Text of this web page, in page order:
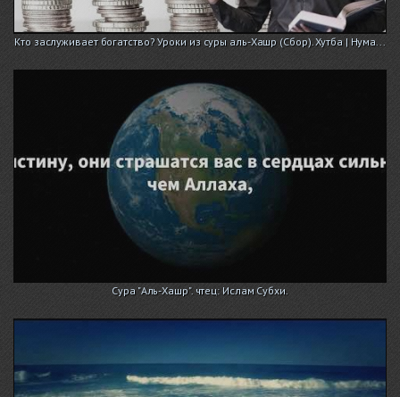
Кто заслуживает богатство? Уроки из суры аль-Хашр (Сбор). Хутба | Нума...
Сура "Аль-Хашр". чтец: Ислам Субхи.